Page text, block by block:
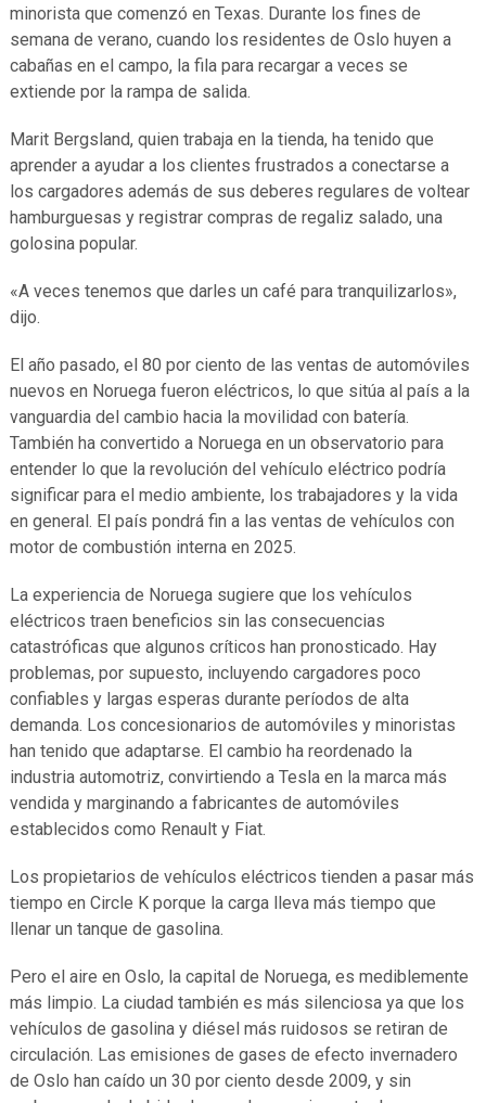
minorista que comenzó en Texas. Durante los fines de
semana de verano, cuando los residentes de Oslo huyen a
cabañas en el campo, la fila para recargar a veces se
extiende por la rampa de salida.
Marit Bergsland, quien trabaja en la tienda, ha tenido que
aprender a ayudar a los clientes frustrados a conectarse a
los cargadores además de sus deberes regulares de voltear
hamburguesas y registrar compras de regaliz salado, una
golosina popular.
«A veces tenemos que darles un café para tranquilizarlos»,
dijo.
El año pasado, el 80 por ciento de las ventas de automóviles
nuevos en Noruega fueron eléctricos, lo que sitúa al país a la
vanguardia del cambio hacia la movilidad con batería.
También ha convertido a Noruega en un observatorio para
entender lo que la revolución del vehículo eléctrico podría
significar para el medio ambiente, los trabajadores y la vida
en general. El país pondrá fin a las ventas de vehículos con
motor de combustión interna en 2025.
La experiencia de Noruega sugiere que los vehículos
eléctricos traen beneficios sin las consecuencias
catastróficas que algunos críticos han pronosticado. Hay
problemas, por supuesto, incluyendo cargadores poco
confiables y largas esperas durante períodos de alta
demanda. Los concesionarios de automóviles y minoristas
han tenido que adaptarse. El cambio ha reordenado la
industria automotriz, convirtiendo a Tesla en la marca más
vendida y marginando a fabricantes de automóviles
establecidos como Renault y Fiat.
Los propietarios de vehículos eléctricos tienden a pasar más
tiempo en Circle K porque la carga lleva más tiempo que
llenar un tanque de gasolina.
Pero el aire en Oslo, la capital de Noruega, es mediblemente
más limpio. La ciudad también es más silenciosa ya que los
vehículos de gasolina y diésel más ruidosos se retiran de
circulación. Las emisiones de gases de efecto invernadero
de Oslo han caído un 30 por ciento desde 2009, y sin